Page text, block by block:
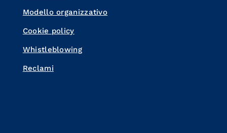
Modello organizzativo
Cookie policy
Whistleblowing
Reclami